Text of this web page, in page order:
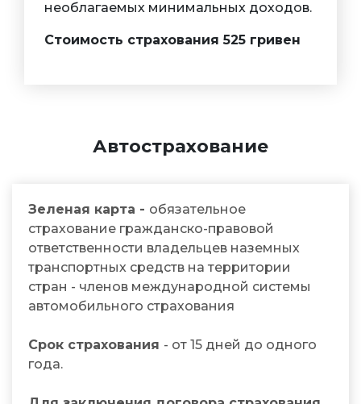
необлагаемых минимальных доходов.
Стоимость страхования 525 гривен
Автострахование
Зеленая карта - обязательное
страхование гражданско-правовой
ответственности владельцев наземных
транспортных средств на территории
стран - членов международной системы
автомобильного страхования
Срок страхования - от 15 дней до одного
года.